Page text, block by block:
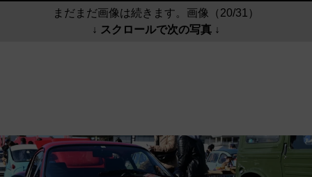
まだまだ画像は続きます。画像（20/31）
↓ スクロールで次の写真 ↓